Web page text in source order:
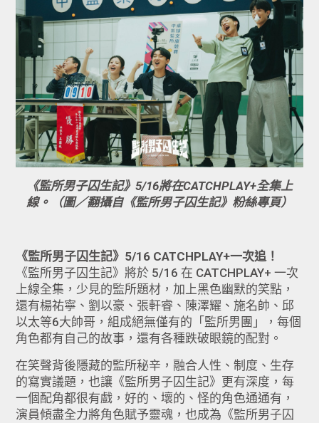
《監所男子囚生記》5/16將在CATCHPLAY+全集上
線。（圖／翻攝自《監所男子囚生記》粉絲專頁）
《監所男子囚生記》5/16 CATCHPLAY+一次追！
《監所男子囚生記》將於 5/16 在 CATCHPLAY+ 一次
上線全集，少見的監所題材，加上黑色幽默的笑點，
還有楊祐寧、劉以豪、張軒睿、陳澤耀、施名帥、邱
以太等6大帥哥，組成絕無僅有的「監所男團」，每個
角色都有自己的故事，還有各種跌破眼鏡的配對。
在笑聲背後隱藏的監所秘辛，融合人性、制度、生存
的寫實議題，也讓《監所男子囚生記》更有深度，每
一個配角都很有戲，好的、壞的、怪的角色通通有，
演員傾盡全力將角色賦予靈魂，也成為《監所男子囚